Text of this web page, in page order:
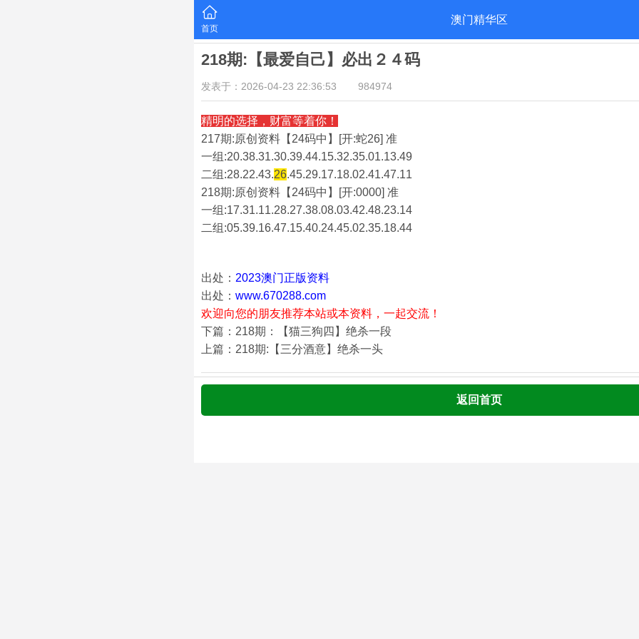
首页
澳门精华区
218期:【最爱自己】必出２４码
发表于：2026-04-23 22:36:53 984974
精明的选择，财富等着你！
217期:原创资料【24码中】[开:蛇26] 准
一组:20.38.31.30.39.44.15.32.35.01.13.49
二组:28.22.43.26.45.29.17.18.02.41.47.11
218期:原创资料【24码中】[开:0000] 准
一组:17.31.11.28.27.38.08.03.42.48.23.14
二组:05.39.16.47.15.40.24.45.02.35.18.44
出处： 2023澳门正版资料
出处： www.670288.com
欢迎向您的朋友推荐本站或本资料，一起交流！
下篇：218期：【猫三狗四】绝杀一段
上篇：218期:【三分酒意】绝杀一头
返回首页